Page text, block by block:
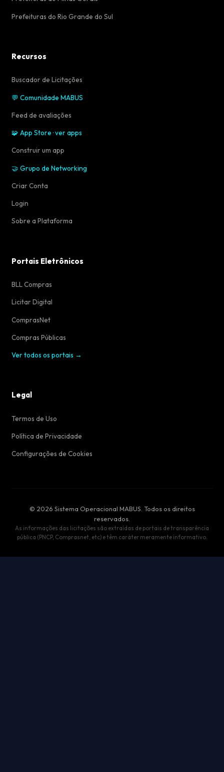
Prefeituras do Rio Grande do Sul
Recursos
Buscador de Licitações
💬 Comunidade MABUS
Feed de avaliações
🧩 App Store · ver apps
Construir um app
🤝 Grupo de Networking
Criar Conta
Login
Sobre a Plataforma
Portais Eletrônicos
BLL Compras
Licitar Digital
ComprasNet
Compras Públicas
Ver todos os portais →
Legal
Termos de Uso
Política de Privacidade
Configurações de Cookies
© 2026 Sistema Operacional MABUS. Todos os direitos
reservados.
As informações das licitações são extraídas de portais de transparência
pública (PNCP, Comprasnet, etc) e têm caráter meramente informativo.